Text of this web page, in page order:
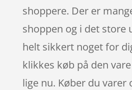
shoppere. Der er
shoppen og i det store
helt sikkert noget for
klikkes køb på den
lige nu. Køber du varer